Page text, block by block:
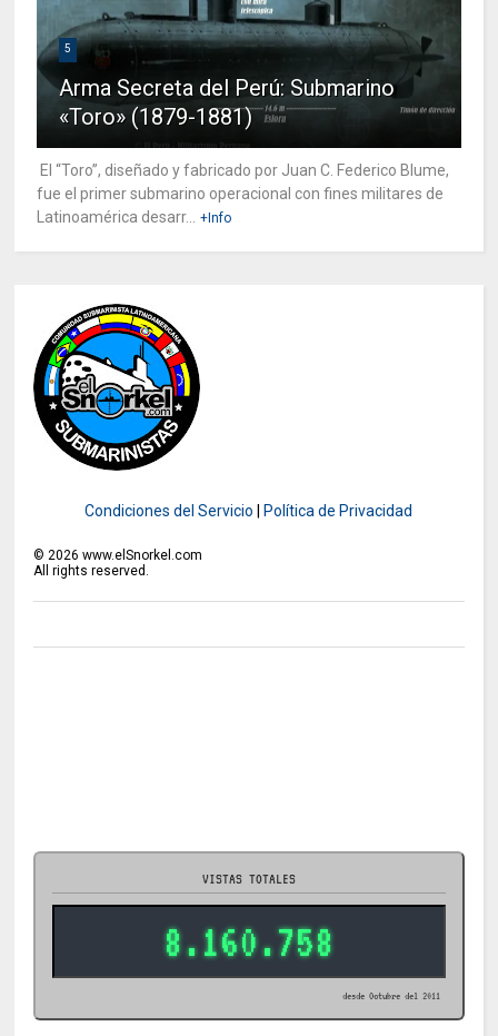
5
Arma Secreta del Perú: Submarino
«Toro» (1879-1881)
El “Toro”, diseñado y fabricado por Juan C. Federico Blume,
fue el primer submarino operacional con fines militares de
Latinoamérica desarr...
+Info
Condiciones del Servicio Política de Privacidad
©2026 www.elSnorkel.com
All rights reserved.
VISTAS TOTALES
8.160.758
desde Octubre del 2011